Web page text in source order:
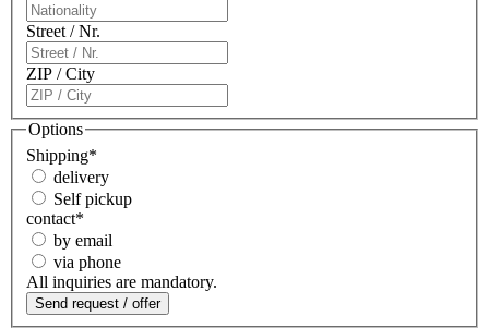
Street / Nr.
ZIP / City
Options
Shipping*
delivery
Self pickup
contact*
by email
via phone
All inquiries are mandatory.